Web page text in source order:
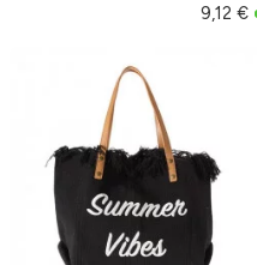
9,12 €